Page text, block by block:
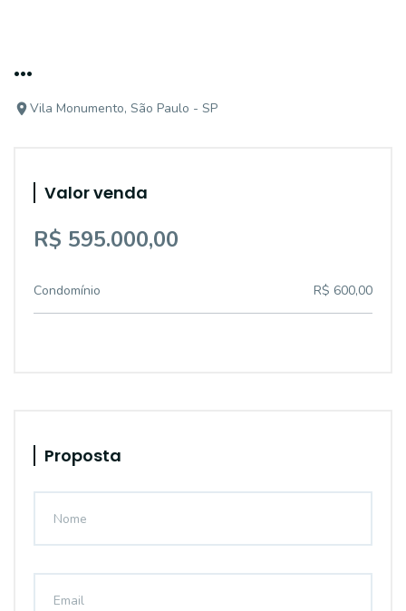
...
Vila Monumento, São Paulo - SP
Valor venda
R$ 595.000,00
Condomínio R$ 600,00
Proposta